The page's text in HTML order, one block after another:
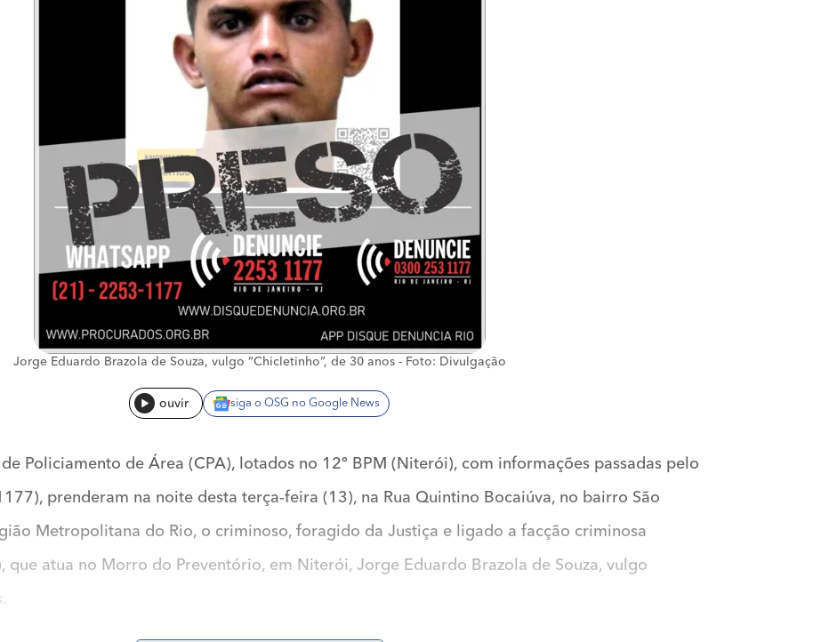
Jorge Eduardo Brazola de Souza, vulgo “Chicletinho”, de 30 anos - Foto: Divulgação
ouvir siga o OSG no Google News
Policiamento de Área (CPA), lotados no 12º BPM (Niterói), com informações passadas pelo
prenderam na noite desta terça-feira (13), na Rua Quintino Bocaiúva, no bairro São
Metropolitana do Rio, o criminoso, foragido da Justiça e ligado a facção criminosa
que atua no Morro do Preventório, em Niterói, Jorge Eduardo Brazola de Souza, vulgo